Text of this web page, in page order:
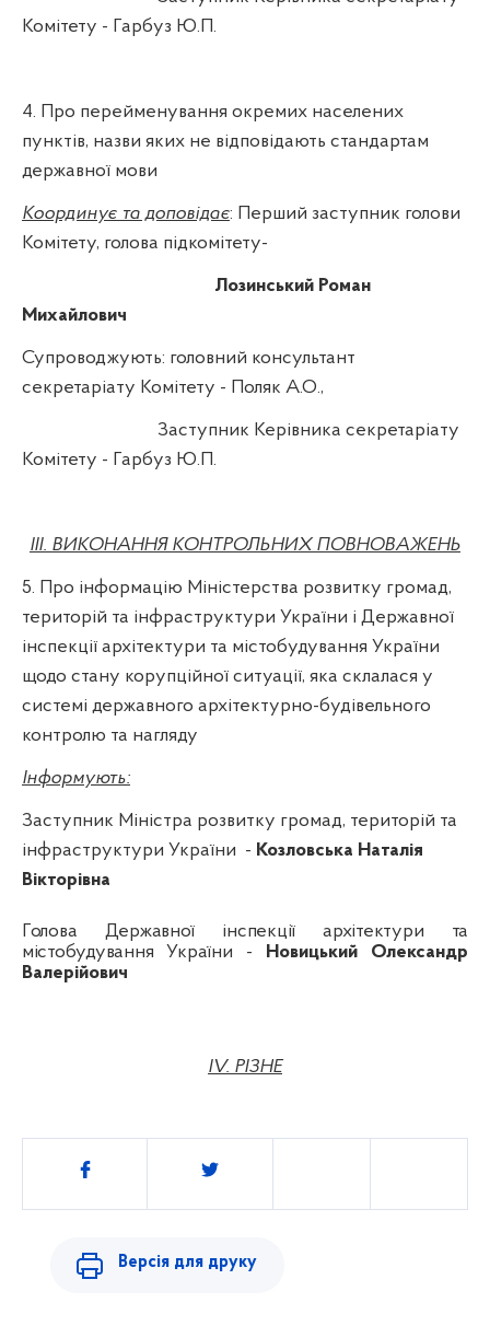
Комітету - Гарбуз Ю.П.
4. Про перейменування окремих населених
пунктів, назви яких не відповідають стандартам
державної мови
Координує та доповідає: Перший заступник голови
Комітету, голова підкомітету-
Лозинський Роман
Михайлович
Супроводжують: головний консультант
секретаріату Комітету - Поляк А.О.,
Заступник Керівника секретаріату
Комітету - Гарбуз Ю.П.
IIІ. ВИКОНАННЯ КОНТРОЛЬНИХ ПОВНОВАЖЕНЬ
5. Про інформацію Міністерства розвитку громад,
територій та інфраструктури України і Державної
інспекції архітектури та містобудування України
щодо стану корупційної ситуації, яка склалася у
системі державного архітектурно-будівельного
контролю та нагляду
Інформують:
Заступник Міністра розвитку громад, територій та
інфраструктури України - Козловська Наталія
Вікторівна
Голова Державної інспекції архітектури та
містобудування України -
Новицький Олександр
Валерійович
IV. РІЗНЕ
Поділитись
Версія для друку